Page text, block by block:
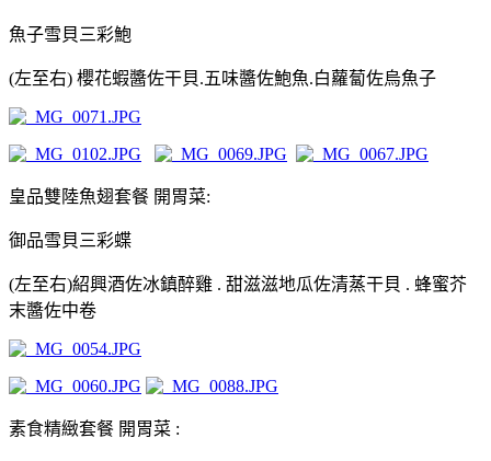
魚子雪貝三彩鮑
(左至右) 櫻花蝦醬佐干貝.五味醬佐鮑魚.白蘿蔔佐烏魚子
皇品雙陸魚翅套餐 開胃菜:
御品雪貝三彩蝶
(左至右)紹興酒佐冰鎮醉雞 . 甜滋滋地瓜佐清蒸干貝 . 蜂蜜芥
末醬佐中卷
素食精緻套餐 開胃菜 :